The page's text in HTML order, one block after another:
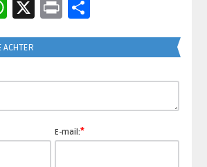
WhatsApp
X PrintDelen
ACHTER
E-mail:*